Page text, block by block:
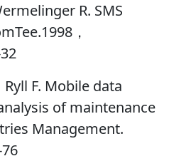
R. SMS
，
F. Mobile data
of maintenance
Management.